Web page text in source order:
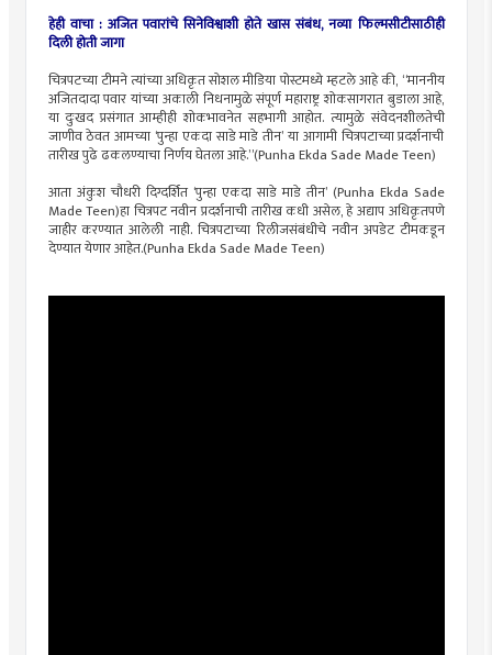
हेही वाचा : अजित पवारांचे सिनेविश्वाशी होते खास संबंध, नव्या फिल्मसीटीसाठीही
दिली होती जागा
चित्रपटच्या टीमने त्यांच्या अधिकृत सोशल मीडिया पोस्टमध्ये म्हटले आहे की, “माननीय
अजितदादा पवार यांच्या अकाली निधनामुळे संपूर्ण महाराष्ट्र शोकसागरात बुडाला आहे,
या दुःखद प्रसंगात आम्हीही शोकभावनेत सहभागी आहोत. त्यामुळे संवेदनशीलतेची
जाणीव ठेवत आमच्या ‘पुन्हा एकदा साडे माडे तीन’ या आगामी चित्रपटाच्या प्रदर्शनाची
तारीख पुढे ढकलण्याचा निर्णय घेतला आहे.”(Punha Ekda Sade Made Teen)
आता अंकुश चौधरी दिग्दर्शित ‘पुन्हा एकदा साडे माडे तीन’ (Punha Ekda Sade
Made Teen)हा चित्रपट नवीन प्रदर्शनाची तारीख कधी असेल, हे अद्याप अधिकृतपणे
जाहीर करण्यात आलेली नाही. चित्रपटाच्या रिलीजसंबंधीचे नवीन अपडेट टीमकडून
देण्यात येणार आहेत.(Punha Ekda Sade Made Teen)